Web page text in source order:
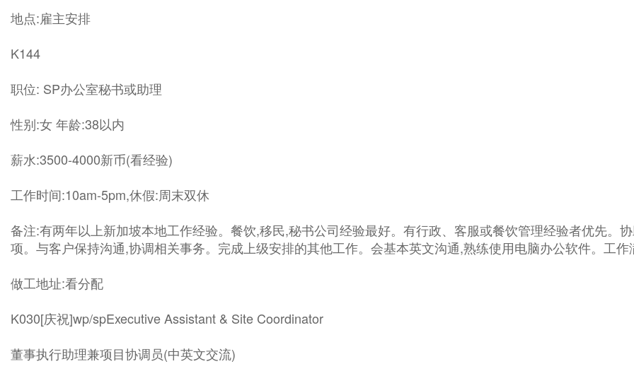
地点:雇主安排
K144
职位: SP办公室秘书或助理
性别:女 年龄:38以内
薪水:3500-4000新币(看经验)
工作时间:10am-5pm,休假:周末双休
备注:有两年以上新加坡本地工作经验。餐饮,移民,秘书公司经验最好。有行政、客服或餐饮管理经验者优先。
项。与客户保持沟通,协调相关事务。完成上级安排的其他工作。会基本英文沟通,熟练使用电脑办公软件。工
做工地址:看分配
K030[庆祝]wp/spExecutive Assistant & Site Coordinator
董事执行助理兼项目协调员(中英文交流)